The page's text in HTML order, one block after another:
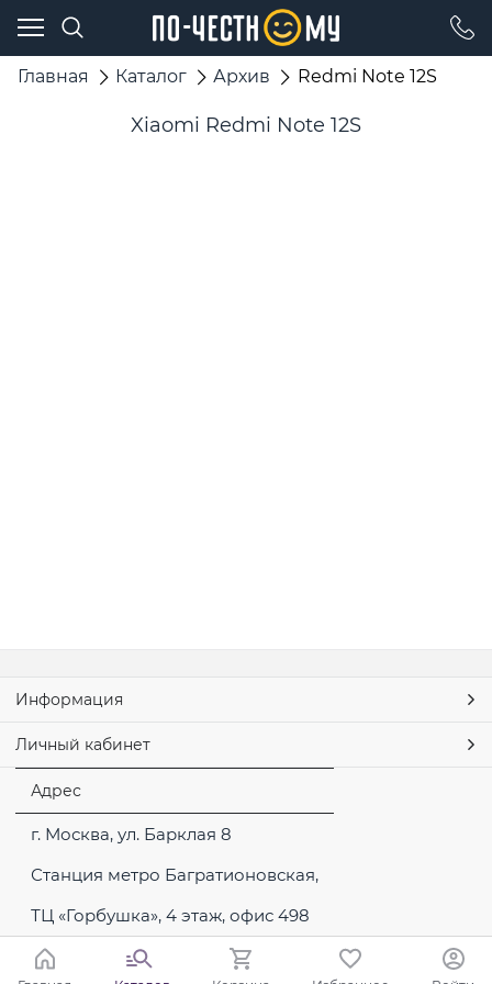
Главная Каталог Архив Redmi Note 12S
Xiaomi Redmi Note 12S
Информация
Личный кабинет
Адрес
г. Москва, ул. Барклая 8
Станция метро Багратионовская,
ТЦ «Горбушка», 4 этаж, офис 498